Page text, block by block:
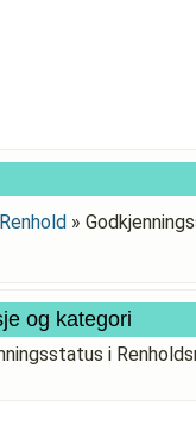
Renhold »
og kategori
i